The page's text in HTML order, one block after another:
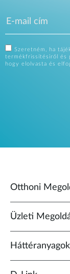
Szeretném, ha
termékfrissítésiről és
hogy elolvasta és
Otthoni
Üzleti
Háttéranyagok